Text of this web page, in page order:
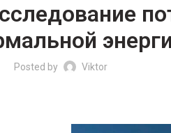
Posted by Viktor